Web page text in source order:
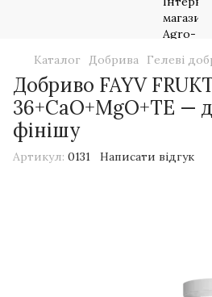
Каталог Добрива Гелеві
Добриво FAYV
36+CaO+MgO+TE —
фінішу
Артикул: 0131 Написати відгук